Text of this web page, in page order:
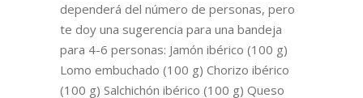
dependerá del número de personas, pero
te doy una sugerencia para una bandeja
para 4-6 personas: Jamón ibérico (100 g)
Lomo embuchado (100 g) Chorizo ibérico
(100 g) Salchichón ibérico (100 g) Queso